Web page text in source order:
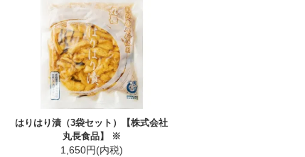
はりはり漬（3袋セット）【株式会社
丸長食品】 ※
1,650円(内税)